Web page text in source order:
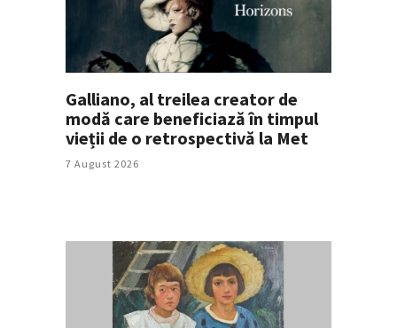
Galliano, al treilea creator de
modă care beneficiază în timpul
vieții de o retrospectivă la Met
7 August 2026